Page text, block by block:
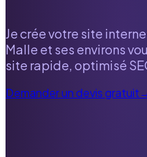
Je crée votre site
Malle et ses environs
site rapide, optimisé
Demander un devis gratuit